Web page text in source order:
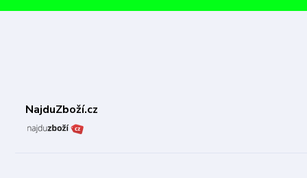
NajduZboží.cz